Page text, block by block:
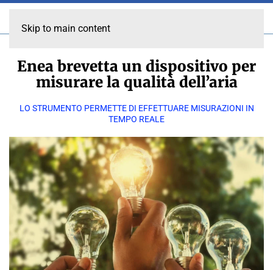
Skip to main content
Enea brevetta un dispositivo per
misurare la qualità dell’aria
LO STRUMENTO PERMETTE DI EFFETTUARE MISURAZIONI IN
TEMPO REALE